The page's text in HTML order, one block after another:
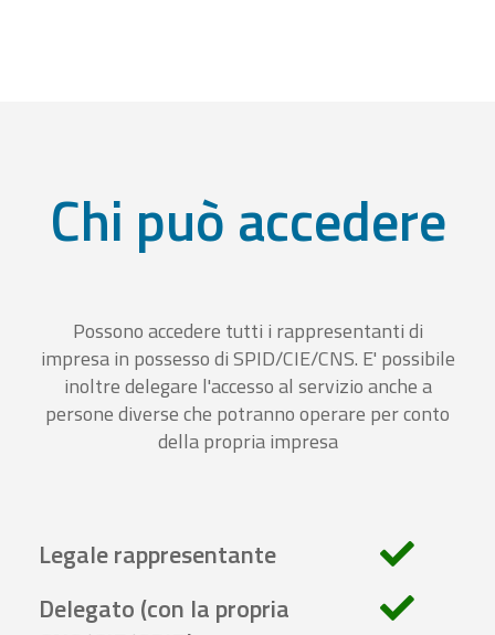
Chi può accedere
Possono accedere tutti i rappresentanti di
impresa in possesso di SPID/CIE/CNS. E' possibile
inoltre delegare l'accesso al servizio anche a
persone diverse che potranno operare per conto
della propria impresa
Legale rappresentante
Delegato (con la propria